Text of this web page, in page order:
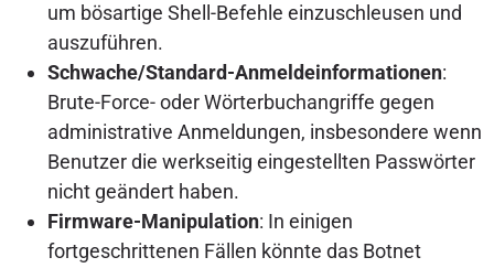
um bösartige Shell-Befehle einzuschleusen und
auszuführen.
Schwache/Standard-Anmeldeinformationen:
Brute-Force- oder Wörterbuchangriffe gegen
administrative Anmeldungen, insbesondere wenn
Benutzer die werkseitig eingestellten Passwörter
nicht geändert haben.
Firmware-Manipulation: In einigen
fortgeschrittenen Fällen könnte das Botnet